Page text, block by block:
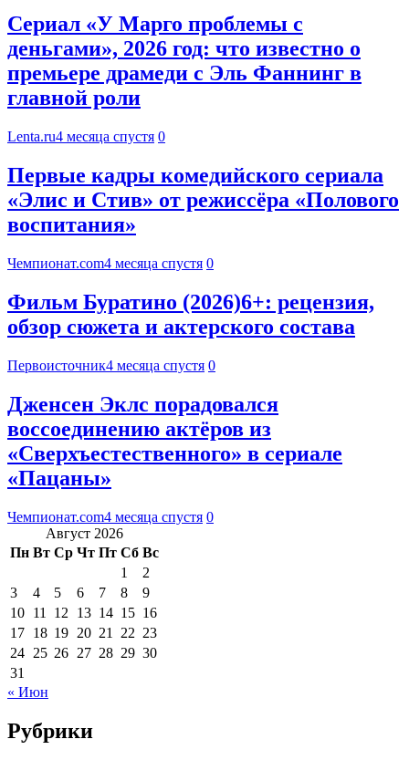
Сериал «У Марго проблемы с
деньгами», 2026 год: что известно о
премьере драмеди с Эль Фаннинг в
главной роли
Lenta.ru4 месяца спустя 0
Первые кадры комедийского сериала
«Элис и Стив» от режиссёра «Полового
воспитания»
Чемпионат.com4 месяца спустя 0
Фильм Буратино (2026)6+: рецензия,
обзор сюжета и актерского состава
Первоисточник4 месяца спустя 0
Дженсен Эклс порадовался
воссоединению актёров из
«Сверхъестественного» в сериале
«Пацаны»
Чемпионат.com4 месяца спустя 0
Август 2026
Пн Вт Ср Чт Пт Сб Вс
1
2
3
4 5 6 7 8
9
10 11 12 13 14 15 16
17 18 19 20 21 22 23
24 25 26 27 28 29 30
31
« Июн
Рубрики